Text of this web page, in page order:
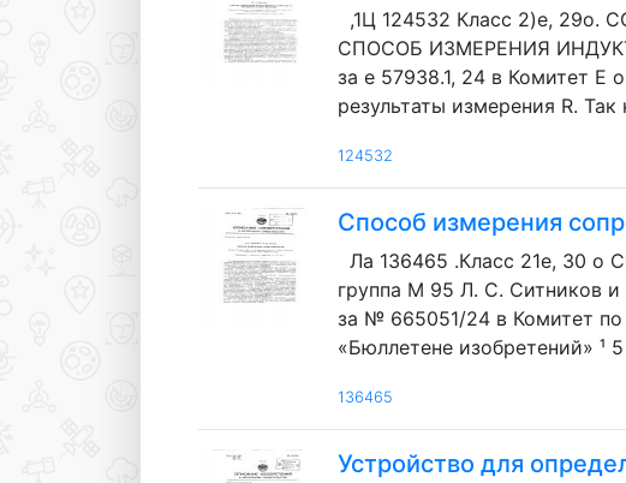
,1Ц 124532 Класс 2)е,
СПОСОБ ИЗМЕРЕНИЯ
за е 57938.1, 24 в Комитет E
результаты измерения R.
124532
Способ измерения
Ла 136465 .Класс 21е, 30
группа М 95 Л. С. Ситников
за № 665051/24 в Комитет
«Бюллетене изобретений» ¹
136465
Устройство для